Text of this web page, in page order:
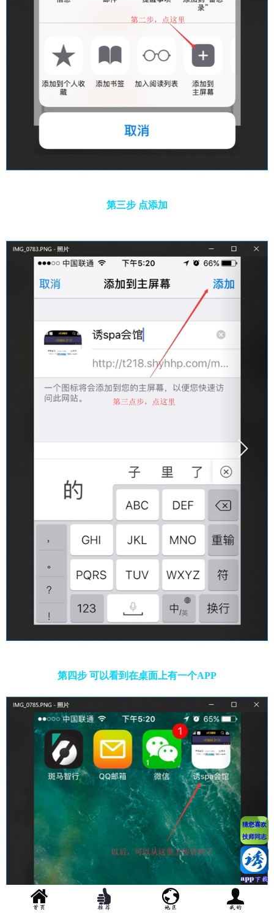
猜您喜欢
技师同志
第三步 点添加
第四步 可以看到在桌面上有一个APP